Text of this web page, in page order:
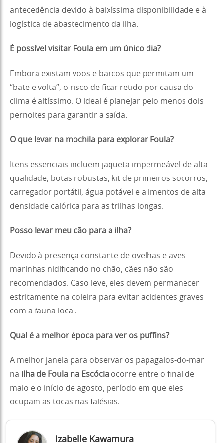
antecedência devido à baixíssima disponibilidade e à
logística de abastecimento da ilha.
É possível visitar Foula em um único dia?
Embora existam voos e barcos que permitam um
“bate e volta”, o risco de ficar retido por causa do
clima é altíssimo. O ideal é planejar pelo menos dois
pernoites para garantir a saída.
O que levar na mochila para explorar Foula?
Itens essenciais incluem jaqueta impermeável de alta
qualidade, botas robustas, kit de primeiros socorros,
carregador portátil, água potável e alimentos de alta
densidade calórica para as trilhas longas.
Posso levar meu cão para a ilha?
Devido à presença constante de ovelhas e aves
marinhas nidificando no chão, cães não são
recomendados. Caso leve, eles devem permanecer
estritamente na coleira para evitar acidentes graves
com a fauna local.
Qual é a melhor época para ver os puffins?
A melhor janela para observar os papagaios-do-mar
na ilha de Foula na Escócia ocorre entre o final de
maio e o início de agosto, período em que eles
ocupam as tocas nas falésias.
Izabelle Kawamura